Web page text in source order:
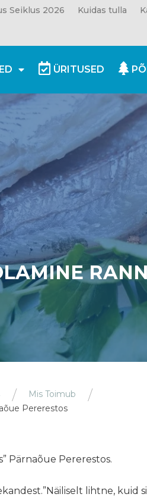
Seiklus 2026 Kuidas tulla
ÜRITUSED
Mis Toimub
Pererestos
Pärnaõue Pererestos.
lihtne, kuid